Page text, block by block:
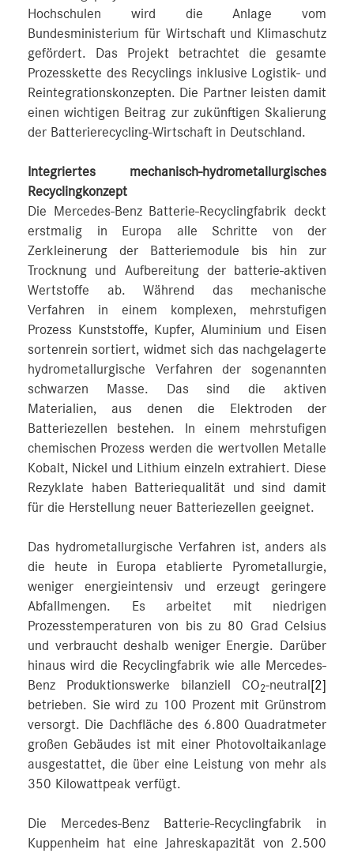
Hochschulen wird die Anlage vom
Bundesministerium für Wirtschaft und Klimaschutz
gefördert. Das Projekt betrachtet die gesamte
Prozesskette des Recyclings inklusive Logistik- und
Reintegrationskonzepten. Die Partner leisten damit
einen wichtigen Beitrag zur zukünftigen Skalierung
der Batterierecycling-Wirtschaft in Deutschland.
Integriertes mechanisch-hydrometallurgisches
Recyclingkonzept
Die Mercedes-Benz Batterie-Recyclingfabrik deckt
erstmalig in Europa alle Schritte von der
Zerkleinerung der Batteriemodule bis hin zur
Trocknung und Aufbereitung der batterie-aktiven
Wertstoffe ab. Während das mechanische
Verfahren in einem komplexen, mehrstufigen
Prozess Kunststoffe, Kupfer, Aluminium und Eisen
sortenrein sortiert, widmet sich das nachgelagerte
hydrometallurgische Verfahren der sogenannten
schwarzen Masse. Das sind die aktiven
Materialien, aus denen die Elektroden der
Batteriezellen bestehen. In einem mehrstufigen
chemischen Prozess werden die wertvollen Metalle
Kobalt, Nickel und Lithium einzeln extrahiert. Diese
Rezyklate haben Batteriequalität und sind damit
für die Herstellung neuer Batteriezellen geeignet.
Das hydrometallurgische Verfahren ist, anders als
die heute in Europa etablierte Pyrometallurgie,
weniger energieintensiv und erzeugt geringere
Abfallmengen. Es arbeitet mit niedrigen
Prozesstemperaturen von bis zu 80 Grad Celsius
und verbraucht deshalb weniger Energie. Darüber
hinaus wird die Recyclingfabrik wie alle Mercedes-
Benz Produktionswerke bilanziell CO2-neutral [2]
betrieben. Sie wird zu 100 Prozent mit Grünstrom
versorgt. Die Dachfläche des 6.800 Quadratmeter
großen Gebäudes ist mit einer Photovoltaikanlage
ausgestattet, die über eine Leistung von mehr als
350 Kilowattpeak verfügt.
Die Mercedes-Benz Batterie-Recyclingfabrik in
Kuppenheim hat eine Jahreskapazität von 2.500